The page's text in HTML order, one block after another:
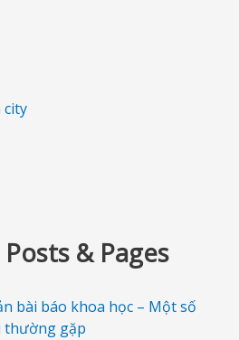
& Pages
bài báo khoa học – Một số
thường gặp